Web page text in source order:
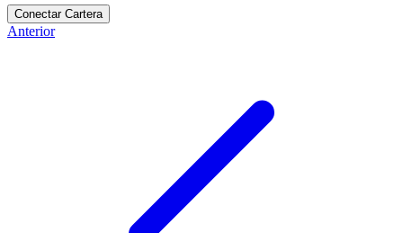
Conectar Cartera
Anterior